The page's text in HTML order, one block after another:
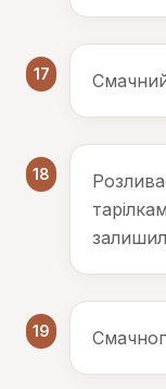
17
18
19